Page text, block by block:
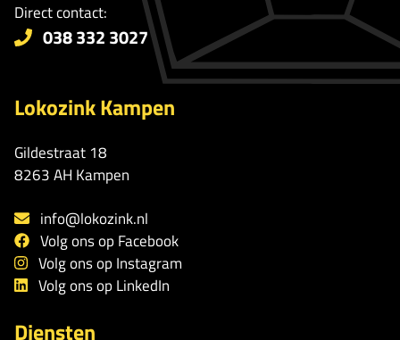
Direct contact:
038 332 3027
Lokozink Kampen
Gildestraat 18
8263 AH Kampen
info@lokozink.nl
Volg ons op Facebook
Volg ons op Instagram
Volg ons op LinkedIn
Diensten